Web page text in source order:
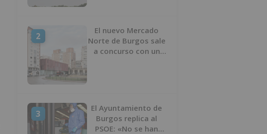
2
El nuevo Mercado
Norte de Burgos sale
a concurso con un
3
El Ayuntamiento de
Burgos replica al
PSOE: «No se han